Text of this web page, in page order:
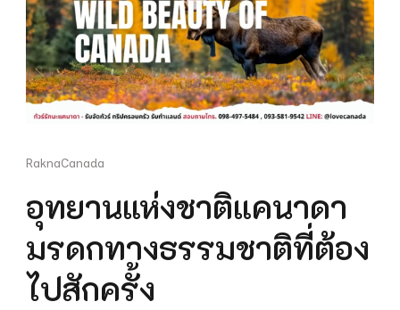
RaknaCanada
อุทยานแห่งชาติแคนาดา
มรดกทางธรรมชาติที่ต้อง
ไปสักครั้ง